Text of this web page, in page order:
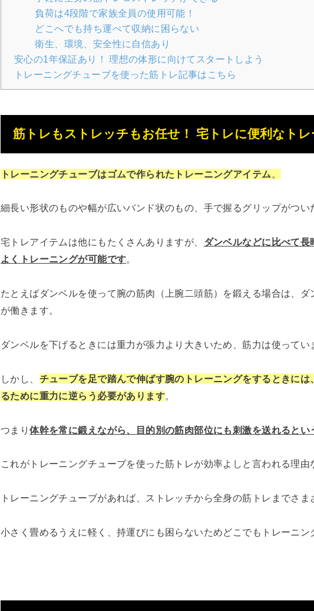
負荷は4段階で家族全員の使用可能！
どこへでも持ち運べて収納に困らない
衛生、環境、安全性に自信あり
安心の1年保証あり！ 理想の体形に向けてスタートしよう
トレーニングチューブを使った筋トレ記事はこちら
筋トレもストレッチもお任せ！ 宅トレに便利なト
トレーニングチューブはゴムで作られたトレーニングアイテム
細長い形状のものや幅が広いバンド状のもの、手で握るグリップがつい
宅トレアイテムは他にもたくさんありますが、 ダンベルなどに比べて
よくトレーニングが可能です。
たとえばダンベルを使って腕の筋肉（上腕二頭筋）を鍛える場合は、
が働きます。
ダンベルを下げるときには重力が張力より大きいため、筋力は使ってい
しかし、 チューブを足で踏んで伸ばす腕のトレーニングをするときに
るために重力に逆らう必要があります。
つまり体幹を常に鍛えながら、目的別の筋肉部位にも刺激を送れるとい
これがトレーニングチューブを使った筋トレが効率よしと言われる理由
トレーニングチューブがあれば、ストレッチから全身の筋トレまでさま
小さく畳めるうえに軽く、持運びにも困らないためどこでもトレーニン